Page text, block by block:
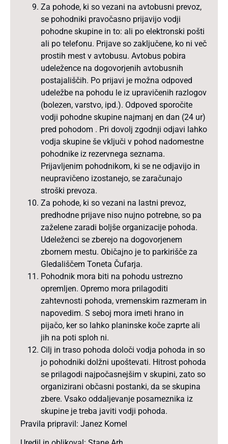
Za pohode, ki so vezani na avtobusni prevoz,
se pohodniki pravočasno prijavijo vodji
pohodne skupine in to: ali po elektronski pošti
ali po telefonu. Prijave so zaključene, ko ni več
prostih mest v avtobusu. Avtobus pobira
udeležence na dogovorjenih avtobusnih
postajališčih. Po prijavi je možna odpoved
udeležbe na pohodu le iz upravičenih razlogov
(bolezen, varstvo, ipd.). Odpoved sporočite
vodji pohodne skupine najmanj en dan (24 ur)
pred pohodom . Pri dovolj zgodnji odjavi lahko
vodja skupine še vključi v pohod nadomestne
pohodnike iz rezervnega seznama.
Prijavljenim pohodnikom, ki se ne odjavijo in
neupravičeno izostanejo, se zaračunajo
stroški prevoza.
Za pohode, ki so vezani na lastni prevoz,
predhodne prijave niso nujno potrebne, so pa
zaželene zaradi boljše organizacije pohoda.
Udeleženci se zberejo na dogovorjenem
zbornem mestu. Običajno je to parkirišče za
Gledališčem Toneta Čufarja.
Pohodnik mora biti na pohodu ustrezno
opremljen. Opremo mora prilagoditi
zahtevnosti pohoda, vremenskim razmeram in
napovedim. S seboj mora imeti hrano in
pijačo, ker so lahko planinske koče zaprte ali
jih na poti sploh ni.
Cilj in traso pohoda določi vodja pohoda in so
jo pohodniki dolžni upoštevati. Hitrost pohoda
se prilagodi najpočasnejšim v skupini, zato so
organizirani občasni postanki, da se skupina
zbere. Vsako oddaljevanje posameznika iz
skupine je treba javiti vodji pohoda.
Pravila pripravil: Janez Komel